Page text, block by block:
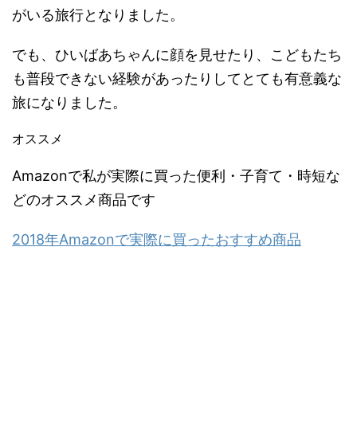
がいる旅行となりました。
でも、ひいばあちゃんに顔を見せたり、こどもたち
も普段できない経験があったりしてとても有意義な
旅になりました。
オススメ
Amazonで私が実際に買った便利・子育て・時短な
どのオススメ商品です
2018年Amazonで実際に買ったおすすめ商品